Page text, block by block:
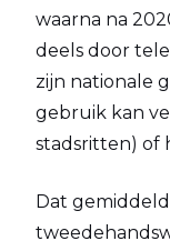
waarna na
deels door
zijn nationale
gebruik kan
stadsritten) of
Dat